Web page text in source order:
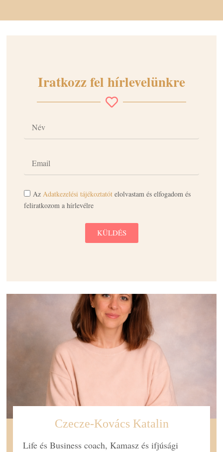
Iratkozz fel hírlevelünkre
AzAdatkezelési tájékoztatót elolvastam és elfogadom és
feliratkozom a hírlevélre
KÜLDÉS
Czecze-Kovács Katalin
Life és Business coach, Kamasz és ifjúsági